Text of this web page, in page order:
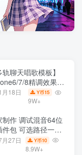
轨聊天唱歌模板】
7/8精调效果包
模式 声卡调试好直
板
18日
Y币15
9W+
制作 调试混音64位
件包 可选路径一键
个效果器合集v2.0
定制
27日
Y币10
8.9W+